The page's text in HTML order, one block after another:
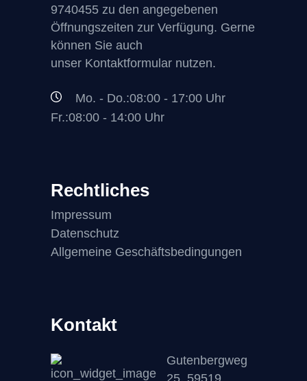
9740455 zu den angegebenen
Öffnungszeiten zur Verfügung. Gerne
können Sie auch
unser Kontaktformular nutzen.
Mo. - Do.:08:00 - 17:00 Uhr
Fr.:08:00 - 14:00 Uhr
Rechtliches
Impressum
Datenschutz
Allgemeine Geschäftsbedingungen
Kontakt
Gutenbergweg